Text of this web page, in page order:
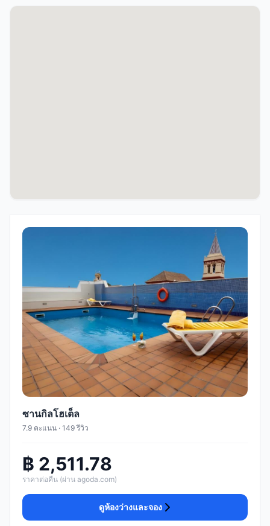
ซานกิลโฮเต็ล
7.9 คะแนน · 149 รีวิว
฿ 2,511.78
ราคาต่อคืน (ผ่าน agoda.com)
ดูห้องว่างและจอง